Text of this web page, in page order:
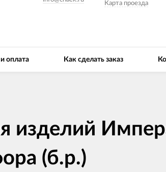
Карта проезда
оплата Как сделать заказ
изделий
(б.р.)